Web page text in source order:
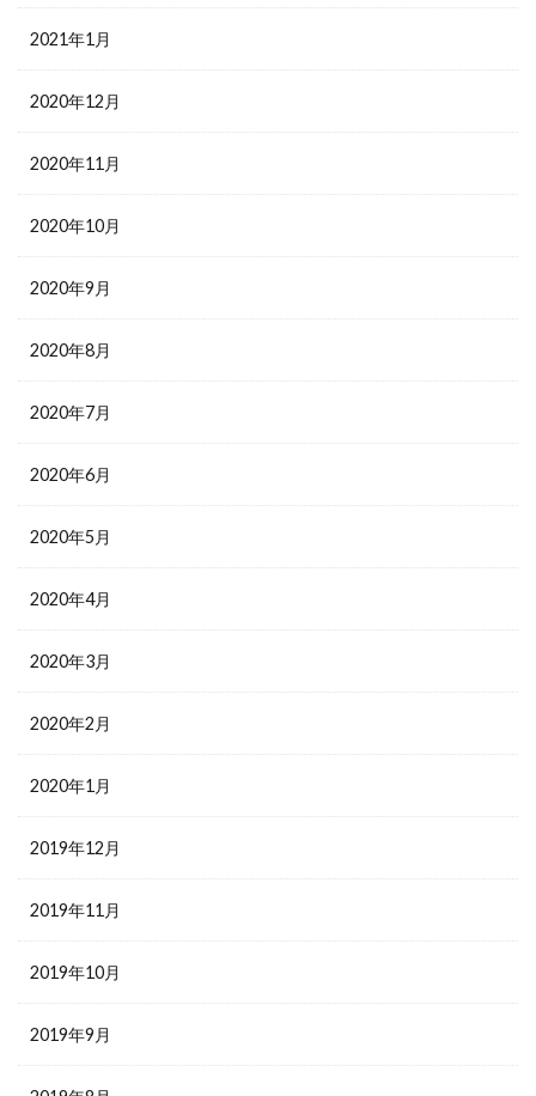
2021年1月
2020年12月
2020年11月
2020年10月
2020年9月
2020年8月
2020年7月
2020年6月
2020年5月
2020年4月
2020年3月
2020年2月
2020年1月
2019年12月
2019年11月
2019年10月
2019年9月